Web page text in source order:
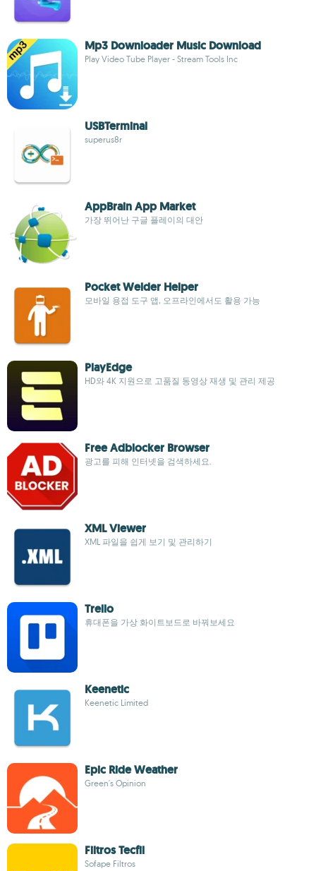
Mp3 Downloader Music Download
Play Video Tube Player - Stream Tools Inc
USBTerminal
superus8r
AppBrain App Market
가장 뛰어난 구글 플레이의 대안
Pocket Welder Helper
모바일 용접 도구 앱, 오프라인에서도 활용 가능
PlayEdge
HD와 4K 지원으로 고품질 동영상 재생 및 관리 제공
Free Adblocker Browser
광고를 피해 인터넷을 검색하세요.
XML Viewer
XML 파일을 쉽게 보기 및 관리하기
Trello
휴대폰을 가상 화이트보드로 바꿔보세요
Keenetic
Keenetic Limited
Epic Ride Weather
Green's Opinion
Filtros Tecfil
Sofape Filtros